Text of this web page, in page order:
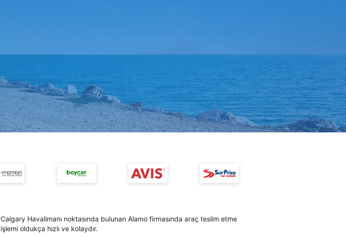
Calgary Havalimanı noktasında bulunan Alamo firmasında araç teslim etme
işlemi oldukça hızlı ve kolaydır.